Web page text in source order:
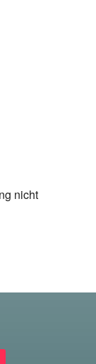
nicht